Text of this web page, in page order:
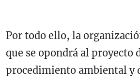
Por todo ello, la
que se opondrá al proyecto
procedimiento ambiental y